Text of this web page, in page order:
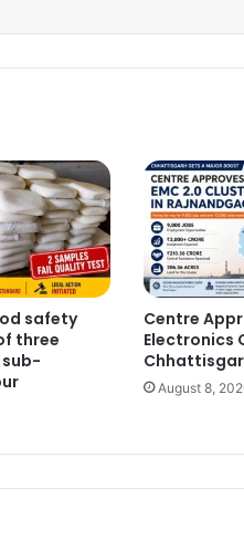
safety
three
Centre
Electronics
August 8,